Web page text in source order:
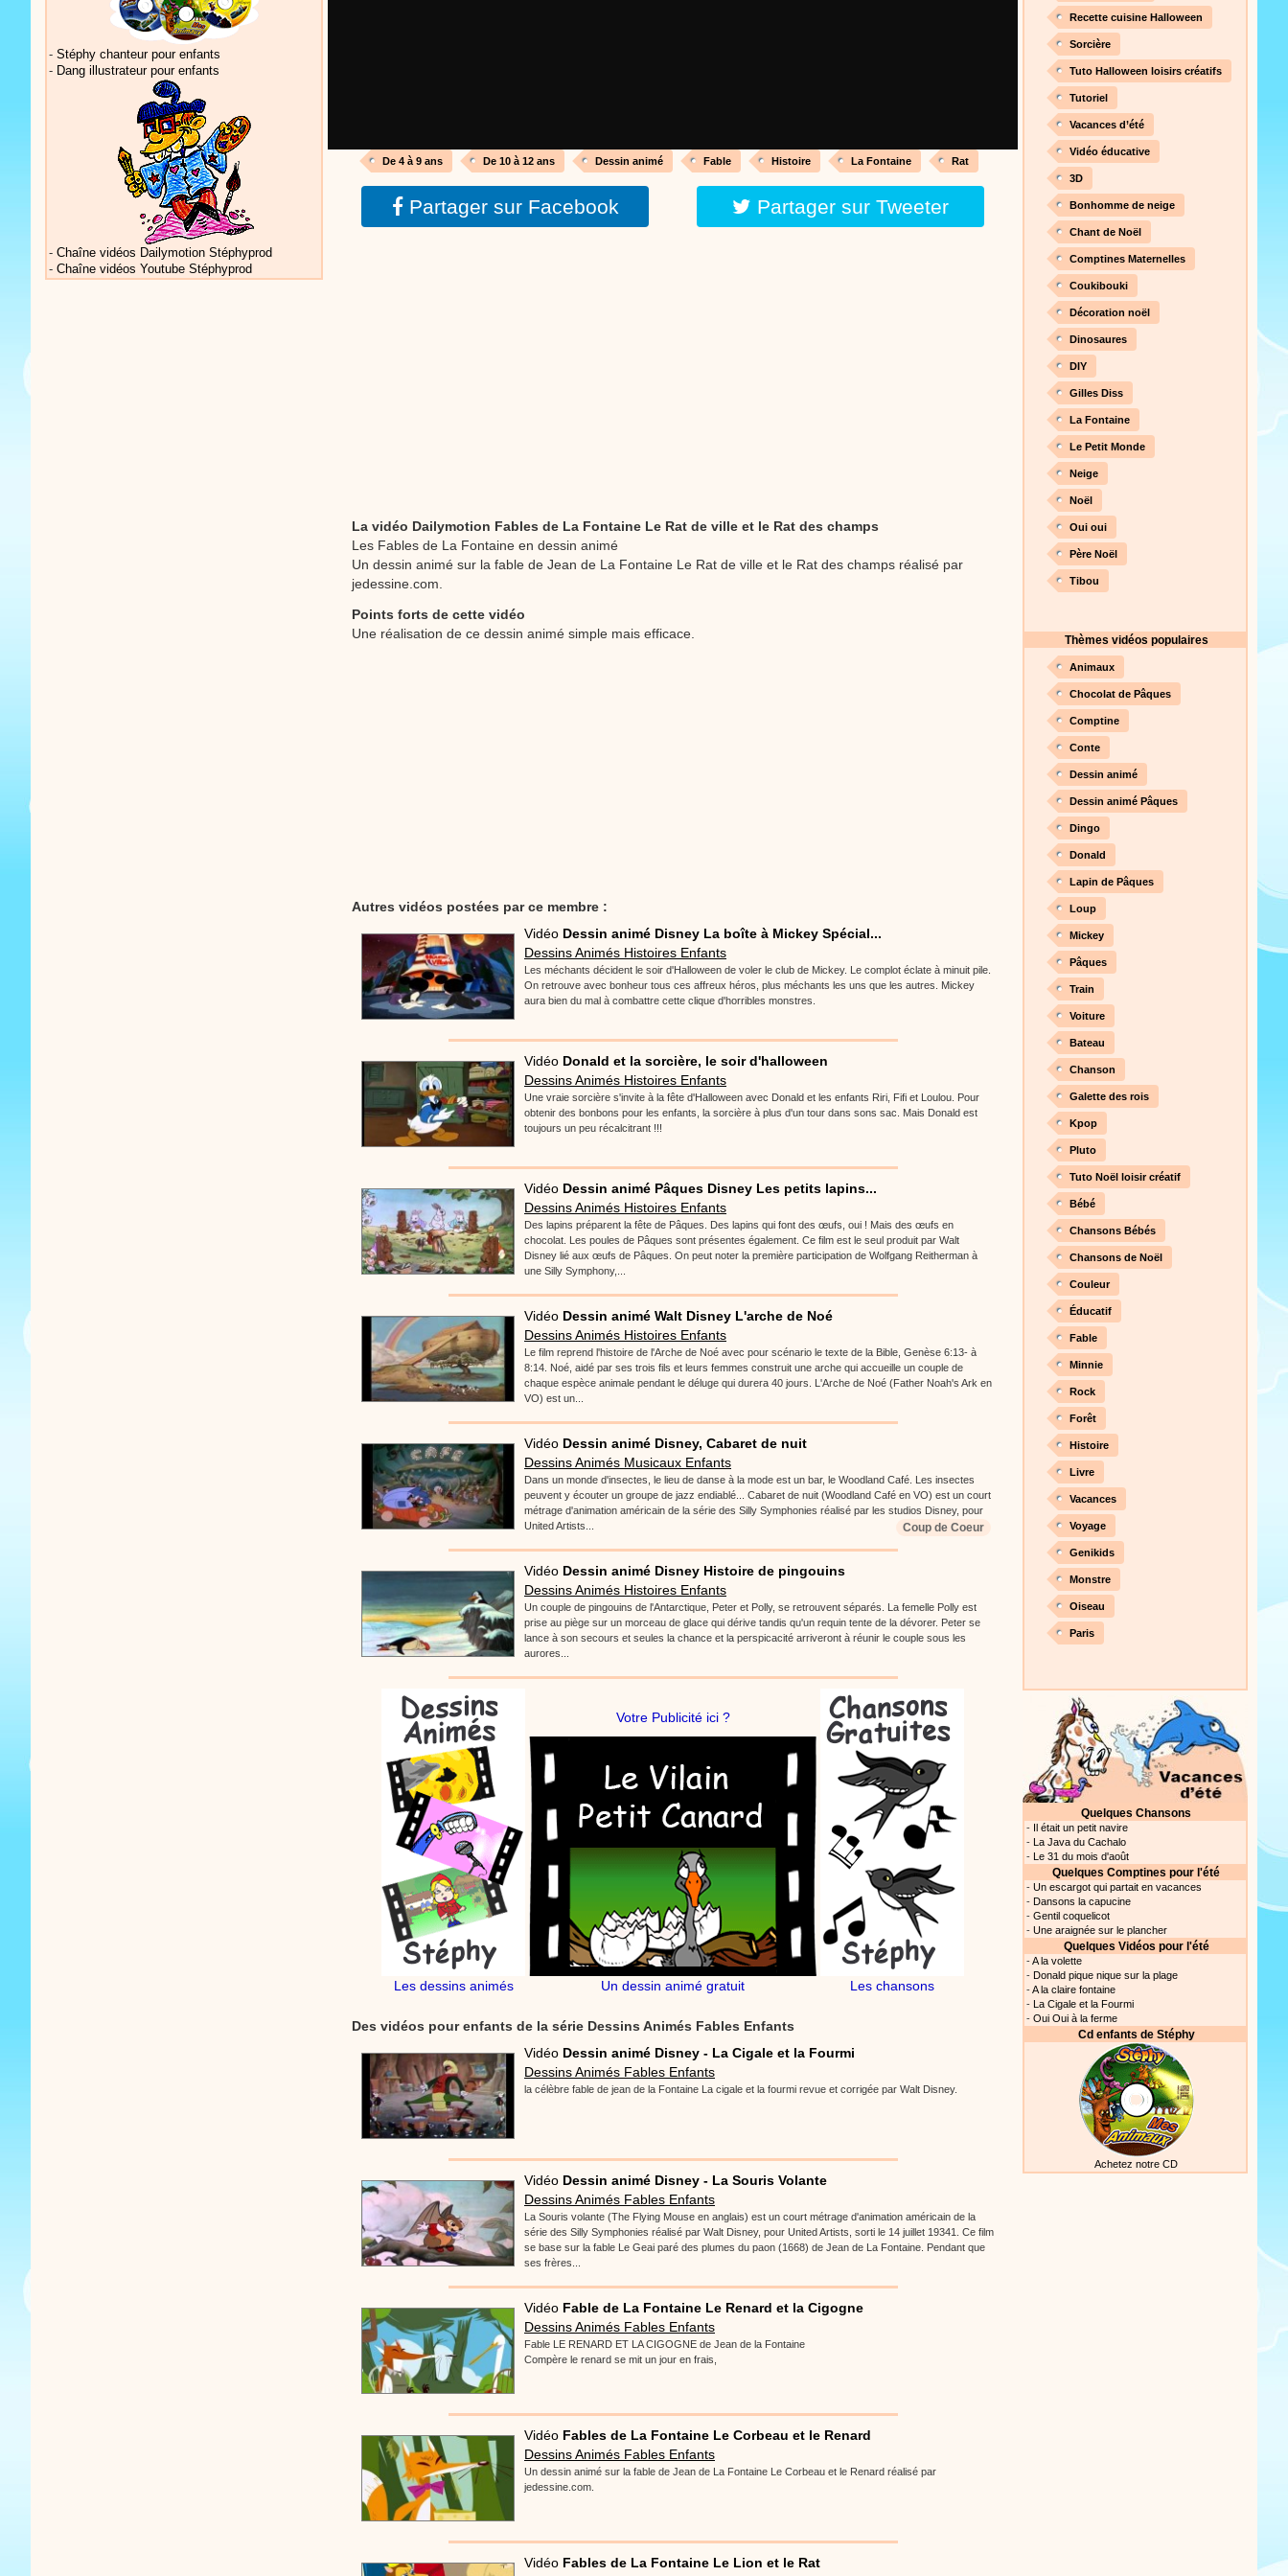
Proposer une vidéo
De 4 à 9 ans De 10 à 12 ans Dessin animé Fable Histoire La Fontaine Rat
Partager sur Facebook Partager sur Tweeter
La vidéo Dailymotion Fables de La Fontaine Le Rat de ville et le Rat des champs
Les Fables de La Fontaine en dessin animé
Un dessin animé sur la fable de Jean de La Fontaine Le Rat de ville et le Rat des champs réalisé par
jedessine.com.
Points forts de cette vidéo
Une réalisation de ce dessin animé simple mais efficace.
Autres vidéos postées par ce membre :
Vidéo Dessin animé Disney La boîte à Mickey Spécial...
Dessins Animés Histoires Enfants
Les méchants décident le soir d'Halloween de voler le club de Mickey. Le complot éclate à minuit pile.
On retrouve avec bonheur tous ces affreux héros, plus méchants les uns que les autres. Mickey
aura bien du mal à combattre cette clique d'horribles monstres.
Vidéo Donald et la sorcière, le soir d'halloween
Dessins Animés Histoires Enfants
Une vraie sorcière s'invite à la fête d'Halloween avec Donald et les enfants Riri, Fifi et Loulou. Pour
obtenir des bonbons pour les enfants, la sorcière à plus d'un tour dans sons sac. Mais Donald est
toujours un peu récalcitrant !!!
Vidéo Dessin animé Pâques Disney Les petits lapins...
Dessins Animés Histoires Enfants
Des lapins préparent la fête de Pâques. Des lapins qui font des œufs, oui ! Mais des œufs en
chocolat. Les poules de Pâques sont présentes également. Ce film est le seul produit par Walt
Disney lié aux œufs de Pâques. On peut noter la première participation de Wolfgang Reitherman à
une Silly Symphony,...
Vidéo Dessin animé Walt Disney L'arche de Noé
Dessins Animés Histoires Enfants
Le film reprend l'histoire de l'Arche de Noé avec pour scénario le texte de la Bible, Genèse 6:13- à
8:14. Noé, aidé par ses trois fils et leurs femmes construit une arche qui accueille un couple de
chaque espèce animale pendant le déluge qui durera 40 jours. L'Arche de Noé (Father Noah's Ark en
VO) est un...
Vidéo Dessin animé Disney, Cabaret de nuit
Dessins Animés Musicaux Enfants
Dans un monde d'insectes, le lieu de danse à la mode est un bar, le Woodland Café. Les insectes
peuvent y écouter un groupe de jazz endiablé... Cabaret de nuit (Woodland Café en VO) est un court
métrage d'animation américain de la série des Silly Symphonies réalisé par les studios Disney, pour
United Artists...
Coup de Coeur
Vidéo Dessin animé Disney Histoire de pingouins
Dessins Animés Histoires Enfants
Un couple de pingouins de l'Antarctique, Peter et Polly, se retrouvent séparés. La femelle Polly est
prise au piège sur un morceau de glace qui dérive tandis qu'un requin tente de la dévorer. Peter se
lance à son secours et seules la chance et la perspicacité arriveront à réunir le couple sous les
aurores...
Les dessins animés
Votre Publicité ici ?
Un dessin animé gratuit Les chansons
Des vidéos pour enfants de la série Dessins Animés Fables Enfants
Vidéo Dessin animé Disney - La Cigale et la Fourmi
Dessins Animés Fables Enfants
la célèbre fable de jean de la Fontaine La cigale et la fourmi revue et corrigée par Walt Disney.
Vidéo Dessin animé Disney - La Souris Volante
Dessins Animés Fables Enfants
La Souris volante (The Flying Mouse en anglais) est un court métrage d'animation américain de la
série des Silly Symphonies réalisé par Walt Disney, pour United Artists, sorti le 14 juillet 19341. Ce film
se base sur la fable Le Geai paré des plumes du paon (1668) de Jean de La Fontaine. Pendant que
ses frères...
Vidéo Fable de La Fontaine Le Renard et la Cigogne
Dessins Animés Fables Enfants
Fable LE RENARD ET LA CIGOGNE de Jean de la Fontaine
Compère le renard se mit un jour en frais,
Vidéo Fables de La Fontaine Le Corbeau et le Renard
Dessins Animés Fables Enfants
Un dessin animé sur la fable de Jean de La Fontaine Le Corbeau et le Renard réalisé par
jedessine.com.
Vidéo Fables de La Fontaine Le Lion et le Rat
Recette cuisine Halloween
Sorcière
Tuto Halloween loisirs créatifs
Tutoriel
Vacances d’été
Vidéo éducative
3D
Bonhomme de neige
Chant de Noël
Comptines Maternelles
Coukibouki
Décoration noël
Dinosaures
DIY
Gilles Diss
La Fontaine
Le Petit Monde
Neige
Noël
Oui oui
Père Noël
Tibou
Thèmes vidéos populaires
Animaux
Chocolat de Pâques
Comptine
Conte
Dessin animé
Dessin animé Pâques
Dingo
Donald
Lapin de Pâques
Loup
Mickey
Pâques
Train
Voiture
Bateau
Chanson
Galette des rois
Kpop
Pluto
Tuto Noël loisir créatif
Bébé
Chansons Bébés
Chansons de Noël
Couleur
Éducatif
Fable
Minnie
Rock
Forêt
Histoire
Livre
Vacances
Voyage
Genikids
Monstre
Oiseau
Paris
Quelques Chansons
- Il était un petit navire
- La Java du Cachalo
- Le 31 du mois d'août
Quelques Comptines pour l'été
- Un escargot qui partait en vacances
- Dansons la capucine
- Gentil coquelicot
- Une araignée sur le plancher
Quelques Vidéos pour l'été
-A la volette
- Donald pique nique sur la plage
-A la claire fontaine
- La Cigale et la Fourmi
- Oui Oui à la ferme
Cd enfants de Stéphy
Achetez notre CD
- Stéphy chanteur pour enfants
- Dang illustrateur pour enfants
- Chaîne vidéos Dailymotion Stéphyprod
- Chaîne vidéos Youtube Stéphyprod